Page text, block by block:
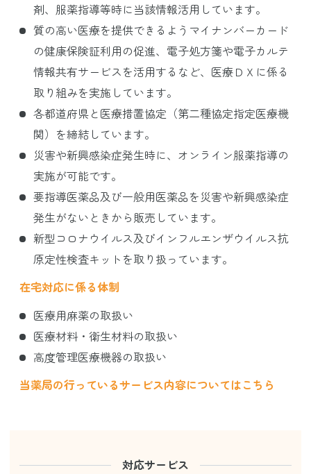
剤、服薬指導等時に当該情報活用しています。
質の高い医療を提供できるようマイナンバーカード
の健康保険証利用の促進、電子処方箋や電子カルテ
情報共有サービスを活用するなど、医療ＤＸに係る
取り組みを実施しています。
各都道府県と医療措置協定（第二種協定指定医療機
関）を締結しています。
災害や新興感染症発生時に、オンライン服薬指導の
実施が可能です。
要指導医薬品及び一般用医薬品を災害や新興感染症
発生がないときから販売しています。
新型コロナウイルス及びインフルエンザウイルス抗
原定性検査キットを取り扱っています。
在宅対応に係る体制
医療用麻薬の取扱い
医療材料・衛生材料の取扱い
高度管理医療機器の取扱い
当薬局の行っているサービス内容についてはこちら
対応サービス